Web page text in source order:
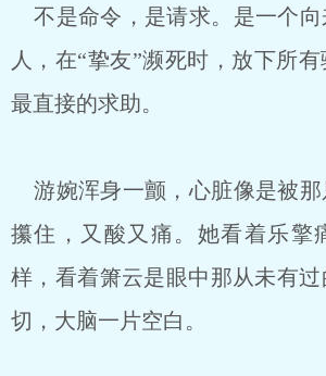
不是命令，是请求。是一个向
人，在“挚友”濒死时，放下所有
最直接的求助。
游婉浑身一颤，心脏像是被那
攥住，又酸又痛。她看着乐擎
样，看着箫云是眼中那从未有
切，大脑一片空白。